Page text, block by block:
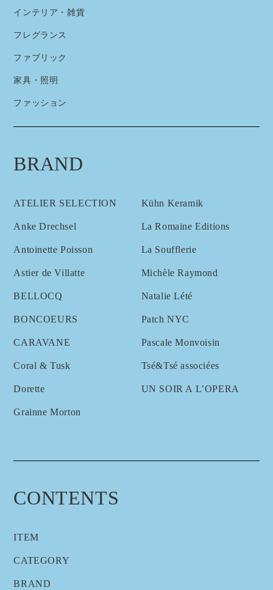
インテリア・雑貨
フレグランス
ファブリック
家具・照明
ファッション
BRAND
ATELIER SELECTION
Anke Drechsel
Antoinette Poisson
Astier de Villatte
BELLOCQ
BONCOEURS
CARAVANE
Coral & Tusk
Dorette
Grainne Morton
Kühn Keramik
La Romaine Editions
La Soufflerie
Michèle Raymond
Natalie Lété
Patch NYC
Pascale Monvoisin
Tsé&Tsé associées
UN SOIR A L’OPERA
CONTENTS
ITEM
CATEGORY
BRAND